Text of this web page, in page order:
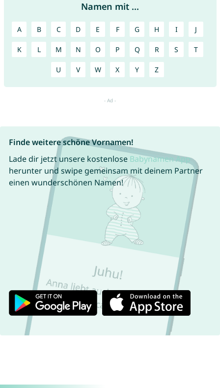
Namen mit ...
A B C D E F G H I J
K L M N O P Q R S T
U V W X Y Z
Finde weitere schöne Vornamen!
Lade dir jetzt unsere kostenlose Babynamen App
herunter und swipe gemeinsam mit deinem Partner
einen wunderschönen Namen!